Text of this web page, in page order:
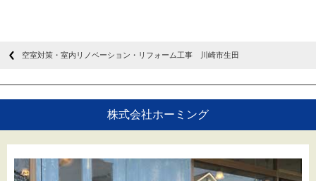
空室対策・室内リノベーション・リフォーム工事 川崎市生田
株式会社ホーミング